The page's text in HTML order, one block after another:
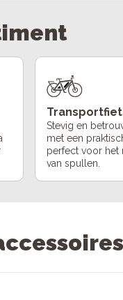
Stevig en
met een
perfect voor het
van spullen.